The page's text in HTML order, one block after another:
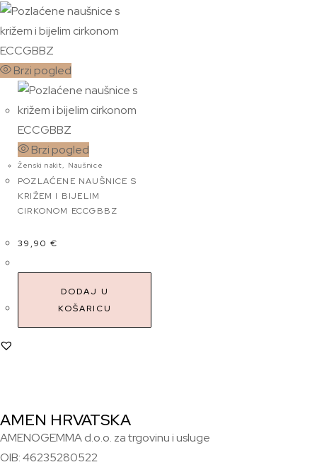
Brzi pogled
Brzi pogled
Ženski nakit, Naušnice
POZLAĆENE NAUŠNICE S
KRIŽEM I BIJELIM
CIRKONOM ECCGBBZ
39,90 €
DODAJ U
KOŠARICU
AMEN HRVATSKA
AMENOGEMMA d.o.o. za trgovinu i usluge
OIB: 46235280522